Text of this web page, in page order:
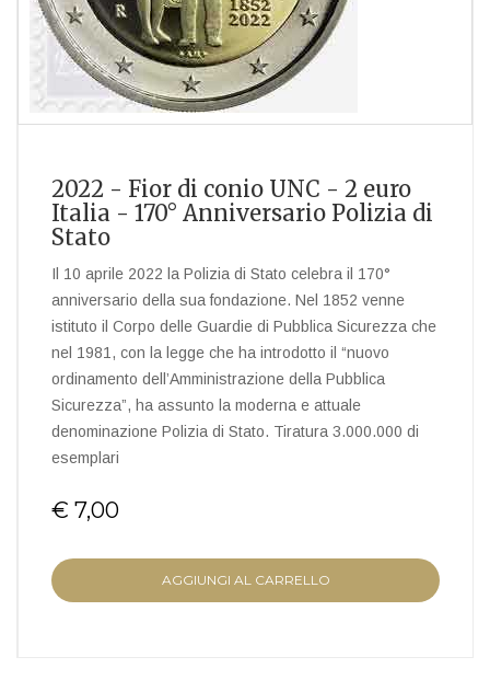
2022 - Fior di conio UNC - 2 euro
Italia - 170° Anniversario Polizia di
Stato
Il 10 aprile 2022 la Polizia di Stato celebra il 170°
anniversario della sua fondazione. Nel 1852 venne
istituto il Corpo delle Guardie di Pubblica Sicurezza che
nel 1981, con la legge che ha introdotto il “nuovo
ordinamento dell’Amministrazione della Pubblica
Sicurezza”, ha assunto la moderna e attuale
denominazione Polizia di Stato. Tiratura 3.000.000 di
esemplari
€ 7,00
AGGIUNGI AL CARRELLO